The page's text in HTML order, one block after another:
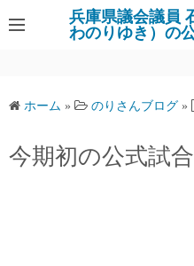
ン
ツ
兵庫県議会議員
わのりゆき）の
ホーム » のりさんブログ »
今期初の公式試合